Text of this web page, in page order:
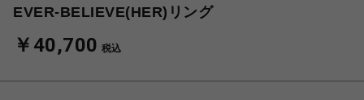
EVER-BELIEVE(HER)リング
￥40,700 税込